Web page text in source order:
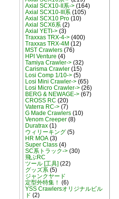
Axial SCX10-II系->(164)
Axial SCX10-III系(105)
Axial SCX10 Pro(10)
Axial SCX6系(2)
Axial YETI->(3)
Traxxas TRX-4->(400)
Traxxas TRX-4M (12)
MST Crawlers(76)
HPI Venture (4)
Tamiya Crawler->(32)
Carisma Crawler(15)
Losi Comp 1/10->(5)
Losi Mini Crawler->(65)
Losi Micro Crawler->(26)
BERG & NEWAGE->(67)
CROSS RC (20)
Vaterra RC->(7)
G Made Crawlers(10)
Venom Creeper(8)
Duratrax(1)
ウィリーキング(5)
HR MOA(3)
Super Class(4)
SC系トラック->(30)
飛ぶRC
ツール [工具] (22)
グッズ系(5)
ジャンクヤード
定型外特集！ (6)
YSS Crawlersオリジナルビル
ド (2)